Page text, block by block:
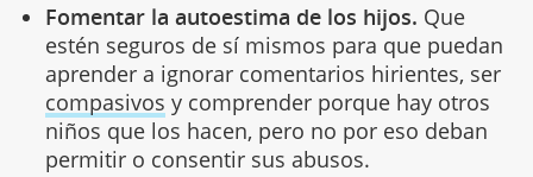
Fomentar la autoestima de los hijos. Que
estén seguros de sí mismos para que puedan
aprender a ignorar comentarios hirientes, ser
compasivos y comprender porque hay otros
niños que los hacen, pero no por eso deban
permitir o consentir sus abusos.